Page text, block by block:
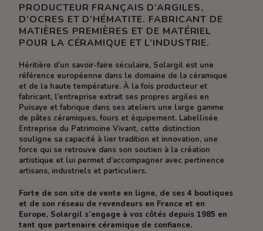
PRODUCTEUR FRANÇAIS D’ARGILES,
D’OCRES ET D’HÉMATITE. FABRICANT DE
MATIÈRES PREMIÈRES ET DE MATÉRIEL
POUR LA CÉRAMIQUE ET L’INDUSTRIE.
Héritière d’un savoir-faire séculaire, Solargil est une
référence européenne dans le domaine de la céramique
et de la haute température. À la fois producteur et
fabricant, l’entreprise extrait ses propres argiles en
Puisaye et fabrique dans ses ateliers une large gamme
de pâtes céramiques, fours et équipement. Labellisée
Entreprise du Patrimoine Vivant, cette distinction
souligne sa capacité à lier tradition et innovation, une
force qui se retrouve dans son soutien à la création
artistique et lui permet d’accompagner avec pertinence
artisans, industriels et particuliers.
Forte de son site de vente en ligne, de ses 4 boutiques
et de son réseau de revendeurs en France et en
Europe, Solargil s’engage à vos côtés depuis 1985 en
tant que partenaire céramique de confiance.